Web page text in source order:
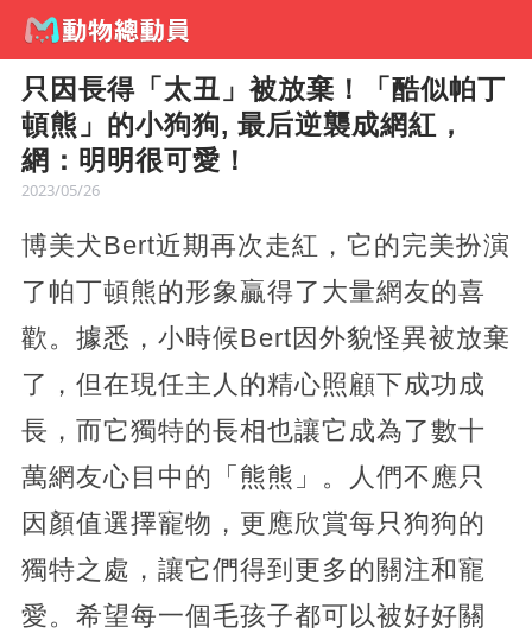
只因長得「太丑」被放棄！「酷似帕丁
頓熊」的小狗狗, 最后逆襲成網紅，
網：明明很可愛！
2023/05/26
博美犬Bert近期再次走紅，它的完美扮演
了帕丁頓熊的形象贏得了大量網友的喜
歡。據悉，小時候Bert因外貌怪異被放棄
了，但在現任主人的精心照顧下成功成
長，而它獨特的長相也讓它成為了數十
萬網友心目中的「熊熊」。人們不應只
因顏值選擇寵物，更應欣賞每只狗狗的
獨特之處，讓它們得到更多的關注和寵
愛。希望每一個毛孩子都可以被好好關